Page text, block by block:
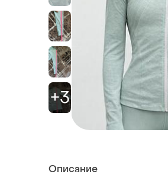
+3
Описание